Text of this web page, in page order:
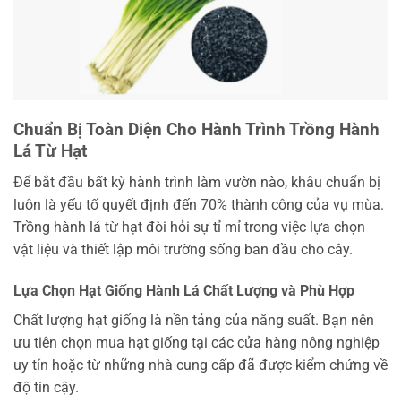
Chuẩn Bị Toàn Diện Cho Hành Trình Trồng Hành
Lá Từ Hạt
Để bắt đầu bất kỳ hành trình làm vườn nào, khâu chuẩn bị
luôn là yếu tố quyết định đến 70% thành công của vụ mùa.
Trồng hành lá từ hạt đòi hỏi sự tỉ mỉ trong việc lựa chọn
vật liệu và thiết lập môi trường sống ban đầu cho cây.
Lựa Chọn Hạt Giống Hành Lá Chất Lượng và Phù Hợp
Chất lượng hạt giống là nền tảng của năng suất. Bạn nên
ưu tiên chọn mua hạt giống tại các cửa hàng nông nghiệp
uy tín hoặc từ những nhà cung cấp đã được kiểm chứng về
độ tin cậy.